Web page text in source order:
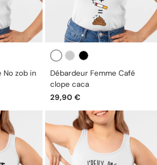
No zob in
Blanc
Débardeur Femme Café
clope caca
29,90 €